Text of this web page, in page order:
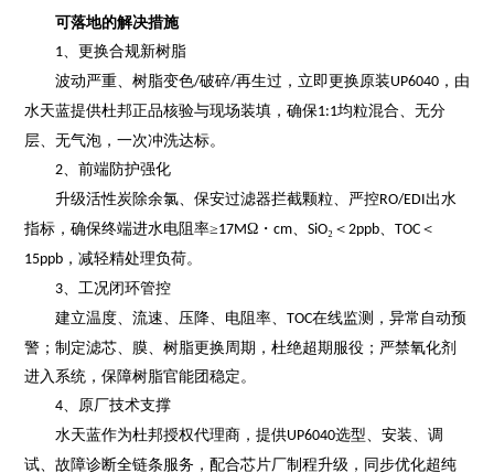
可落地的解决措施
1
更换合规新树脂
波动严重、树脂变色/破碎/再生过，立即更换原装UP6040，由
水天蓝提供杜邦正品核验与现场装填，确保1:1均粒混合、无分
层、无气泡，一次冲洗达标。
2、 前端防护强化
升级活性炭除余氯、保安过滤器拦截颗粒、严控RO/EDI出水
指标，确保终端进水电阻率≥17MΩ・ cm、 SiO₂＜ 2ppb、 TOC＜
15ppb，减轻精处理负荷。
3、 工况闭环管控
建立温度、流速、压降、电阻率、 TOC在线监测，异常自动预
警；制定滤芯、膜、树脂更换周期，杜绝超期服役；严禁氧化剂
进入系统，保障树脂官能团稳定。
4、
原厂技术支撑
水天蓝作为杜邦授权代理商，提供UP6040选型、安装、调
试、故障诊断全链条服务，配合芯片厂制程升级，同步优化超纯